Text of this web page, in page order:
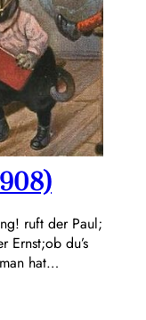
ruft der Paul;
Ernst;ob du’s
hat…